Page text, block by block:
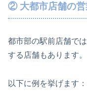
② 大都市店舗の営
都市部の駅前店舗で
する店舗もあります。
以下に例を挙げます：